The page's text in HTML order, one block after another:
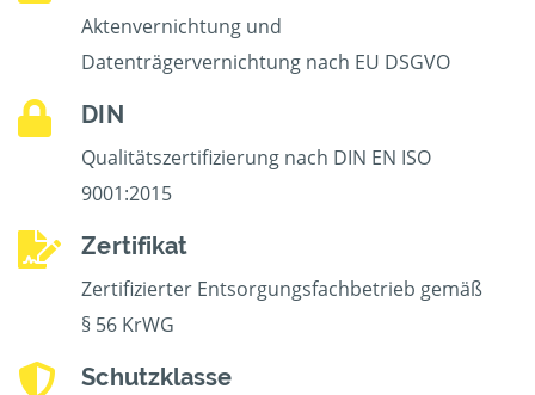
Aktenvernichtung und
Datenträgervernichtung nach EU DSGVO
DIN
Qualitätszertifizierung nach DIN EN ISO
9001:2015
Zertifikat
Zertifizierter Entsorgungsfachbetrieb gemäß
§ 56 KrWG
Schutzklasse